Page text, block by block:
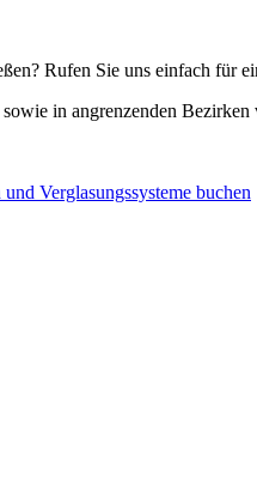
Rufen Sie uns einfach für
sowie in angrenzenden Bezirken
Verglasungssysteme buchen